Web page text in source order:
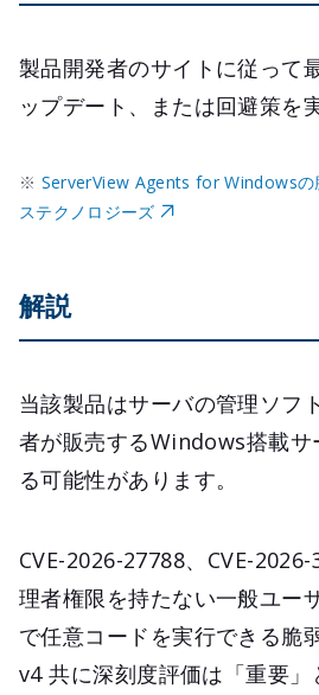
製品開発者のサイトに従って
ップデート、または回避策を
※ ServerView Agents for Windowsの
ステクノロジーズ
解説
当該製品はサーバの管理ソフ
者が販売するWindows搭載サ
る可能性があります。
CVE-2026-27788、CVE-
理者権限を持たない一般ユー
で任意コードを実行できる脆
v4 共に深刻度評価は「重要」